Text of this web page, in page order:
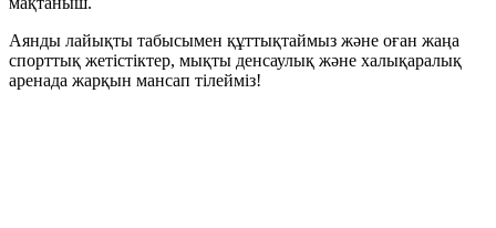
Аянды лайықты табысымен құттықтаймыз және оған жаңа
спорттық жетістіктер, мықты денсаулық және халықаралық
аренада жарқын мансап тілейміз!